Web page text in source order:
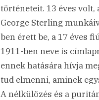
történeteit. 13 éves volt,
George Sterling
ben érett be, a 17 éves
1911-ben neve is
ennek hatására hívja
tud elmenni, aminek
A nélkülözés és a